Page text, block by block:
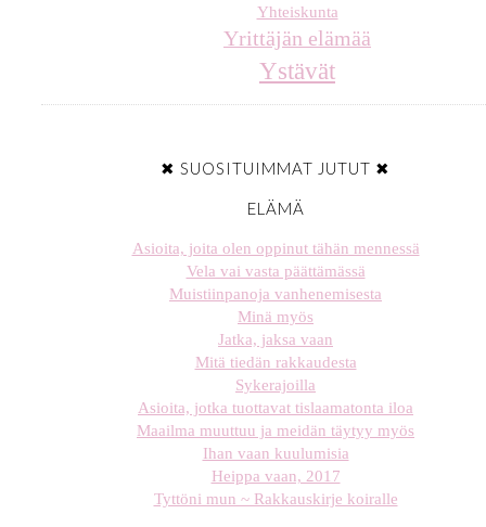
Yhteiskunta
Yrittäjän elämää
Ystävät
✖ SUOSITUIMMAT JUTUT ✖
ELÄMÄ
Asioita, joita olen oppinut tähän mennessä
Vela vai vasta päättämässä
Muistiinpanoja vanhenemisesta
Minä myös
Jatka, jaksa vaan
Mitä tiedän rakkaudesta
Sykerajoilla
Asioita, jotka tuottavat tislaamatonta iloa
Maailma muuttuu ja meidän täytyy myös
Ihan vaan kuulumisia
Heippa vaan, 2017
Tyttöni mun ~ Rakkauskirje koiralle